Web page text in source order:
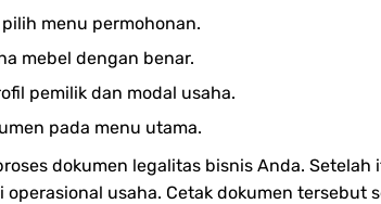
menu permohonan.
mebel dengan benar.
pemilik dan modal usaha.
pada menu utama.
dokumen legalitas bisnis Anda.
usaha. Cetak dokumen tersebut